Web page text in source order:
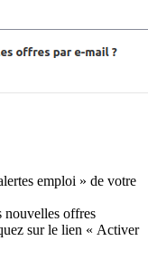
emploi » de votre
nouvelles offres
sur le lien « Activer